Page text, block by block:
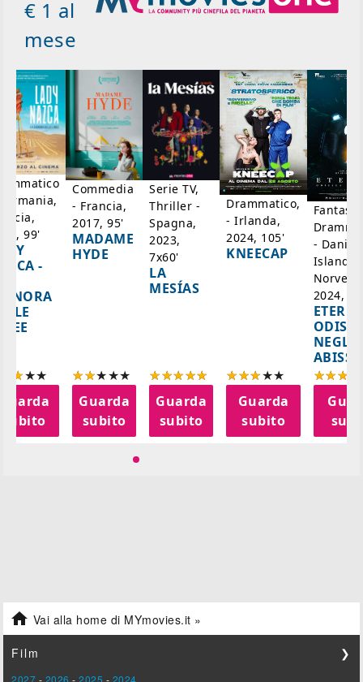
€ 1 al
mese
99'
-
subito
Commedia
- Francia,
2017, 95'
MADAME
HYDE
Guarda
subito
Serie TV,
Thriller -
Spagna,
2023,
7x60'
LA
MESÍAS
Guarda
subito
Drammatico,
- Irlanda,
2024, 105'
KNEECAP
Guarda
subito
-
Islanda,
2024,
NEGLI
ABISSI
 Vai alla home di MYmovies.it »
Film ❯